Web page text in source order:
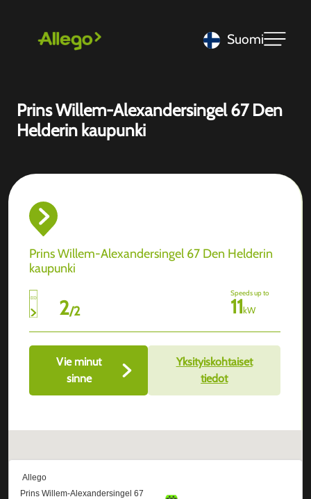
Suomi
Prins Willem-Alexandersingel 67 Den
Helderin kaupunki
Prins Willem-Alexandersingel 67 Den Helderin
kaupunki
2/2
Speeds up to
11kW
Vie minut
sinne
Yksityiskohtaiset
tiedot